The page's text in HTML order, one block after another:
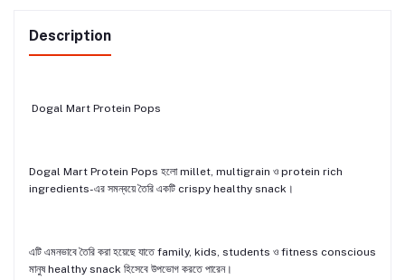
Description
Dogal Mart Protein Pops
Dogal Mart Protein Pops হলো millet, multigrain ও protein rich
ingredients-এর সমন্বয়ে তৈরি একটি crispy healthy snack।
এটি এমনভাবে তৈরি করা হয়েছে যাতে family, kids, students ও fitness conscious
মানুষ healthy snack হিসেবে উপভোগ করতে পারেন।